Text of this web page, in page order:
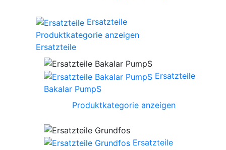
Ersatzteile
Produktkategorie anzeigen
Ersatzteile
Ersatzteile
Bakalar PumpS
Produktkategorie anzeigen
Ersatzteile